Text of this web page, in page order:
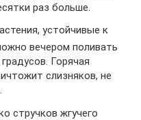
раз больше.
устойчивые к
вечером поливать
Горячая
слизняков, не
стручков жгучего